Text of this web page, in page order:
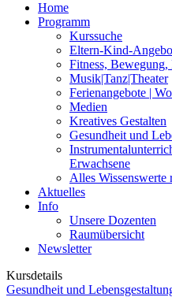
Home
Programm
Kurssuche
Eltern-Kind-
Fitness, Bewegung,
Musik|Tanz|Theater
Ferienangebote |
Medien
Kreatives Gestalten
Gesundheit und
Erwachsene
Alles Wissenswerte
Aktuelles
Info
Unsere Dozenten
Raumübersicht
Newsletter
Kursdetails
Gesundheit und